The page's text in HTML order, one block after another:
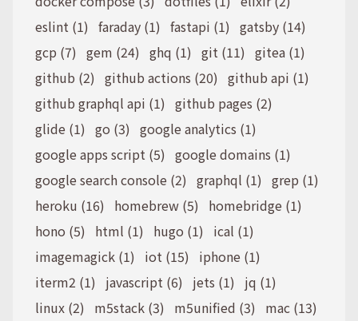
eslint (1) faraday (1) fastapi (1) gatsby (14)
gcp (7) gem (24) ghq (1) git (11) gitea (1)
github (2) github actions (20) github api (1)
github graphql api (1) github pages (2)
glide (1) go (3) google analytics (1)
google apps script (5) google domains (1)
google search console (2) graphql (1) grep (1)
heroku (16)
homebrew (5)
homebridge (1)
hono (5)
html (1) hugo (1)
ical (1)
imagemagick (1)
iot (15)
iphone (1)
iterm2 (1)
javascript (6) jets (1)
jq (1)
linux (2)
m5stack (3) m5unified (3)
mac (13)